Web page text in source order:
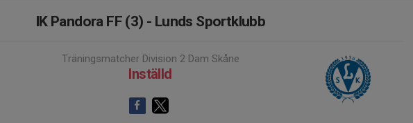
IK Pandora FF (3) - Lunds Sportklubb
Träningsmatcher Division 2 Dam Skåne
Inställd